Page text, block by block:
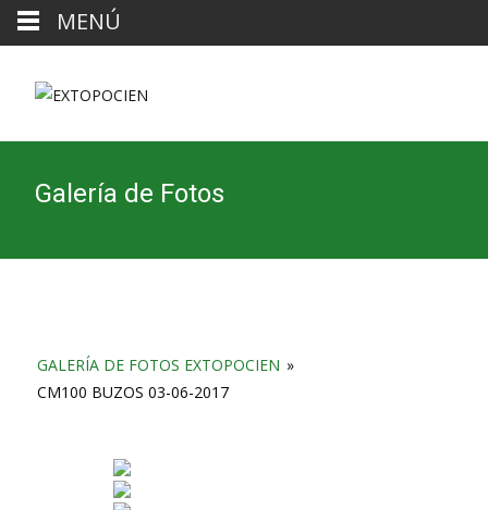
Galería de Fotos
GALERÍA DE FOTOS EXTOPOCIEN »
CM100 BUZOS 03-06-2017
MENÚ